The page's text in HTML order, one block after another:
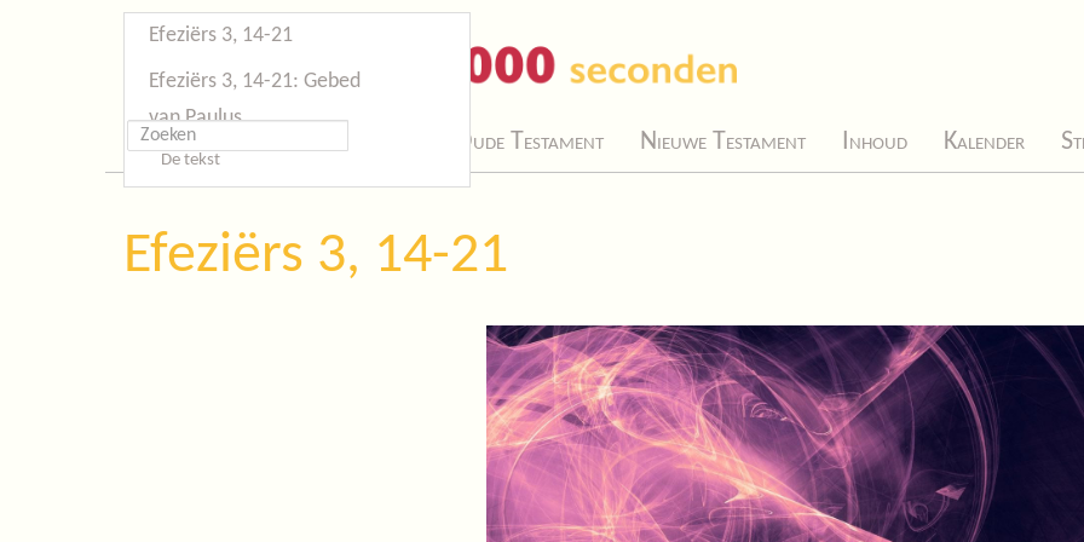
Oude Testament Nieuwe Testament Inhoud Kalender
Efeziërs 3, 14-21
Efeziërs 3, 14-21
Efeziërs 3, 14-21: Gebed
van Paulus
De tekst